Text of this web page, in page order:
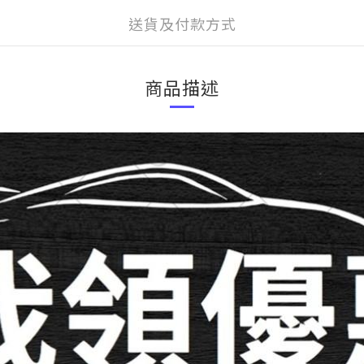
送貨及付款方式
商品描述